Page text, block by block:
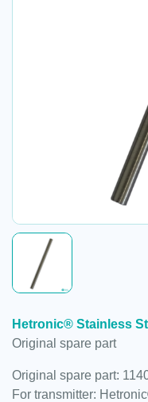
Hetronic® Stainless
Original spare part
Original spare part:
For transmitter: